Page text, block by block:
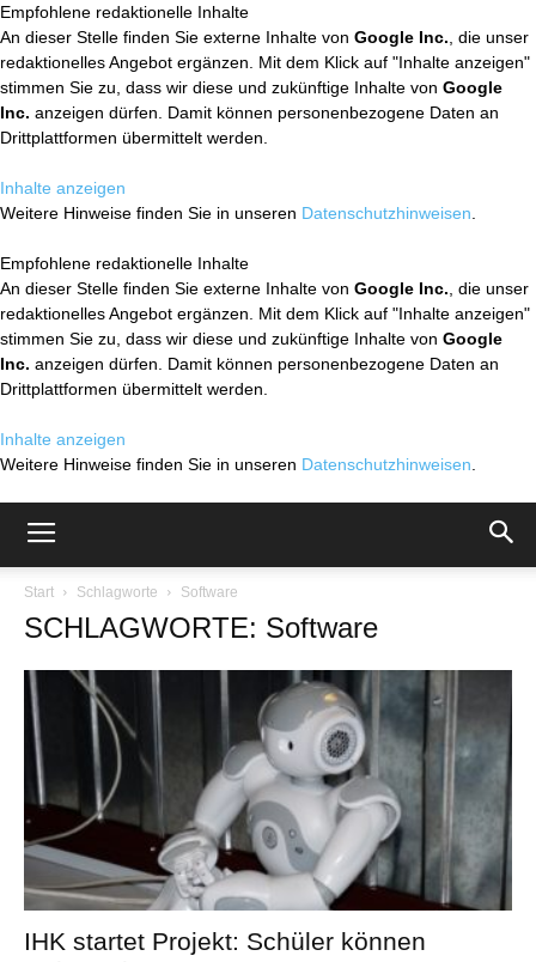
Empfohlene redaktionelle Inhalte
An dieser Stelle finden Sie externe Inhalte von Google Inc. , die unser
redaktionelles Angebot ergänzen. Mit dem Klick auf "Inhalte anzeigen"
stimmen Sie zu, dass wir diese und zukünftige Inhalte von Google
Inc. anzeigen dürfen. Damit können personenbezogene Daten an
Drittplattformen übermittelt werden.
Inhalte anzeigen
Weitere Hinweise finden Sie in unseren Datenschutzhinweisen
Empfohlene redaktionelle Inhalte
An dieser Stelle finden Sie externe Inhalte von Google Inc. , die unser
redaktionelles Angebot ergänzen. Mit dem Klick auf "Inhalte anzeigen"
stimmen Sie zu, dass wir diese und zukünftige Inhalte von Google
Inc. anzeigen dürfen. Damit können personenbezogene Daten an
Drittplattformen übermittelt werden.
Inhalte anzeigen
Weitere Hinweise finden Sie in unseren Datenschutzhinweisen
Start Schlagworte Software
SCHLAGWORTE: Software
IHK startet Projekt: Schüler können